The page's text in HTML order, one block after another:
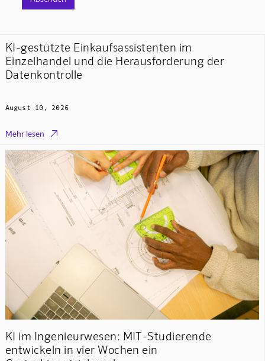
KI-gestützte Einkaufsassistenten im
Einzelhandel und die Herausforderung der
Datenkontrolle
August 10, 2026
Mehr lesen 
KI im Ingenieurwesen: MIT-Studierende
entwickeln in vier Wochen ein